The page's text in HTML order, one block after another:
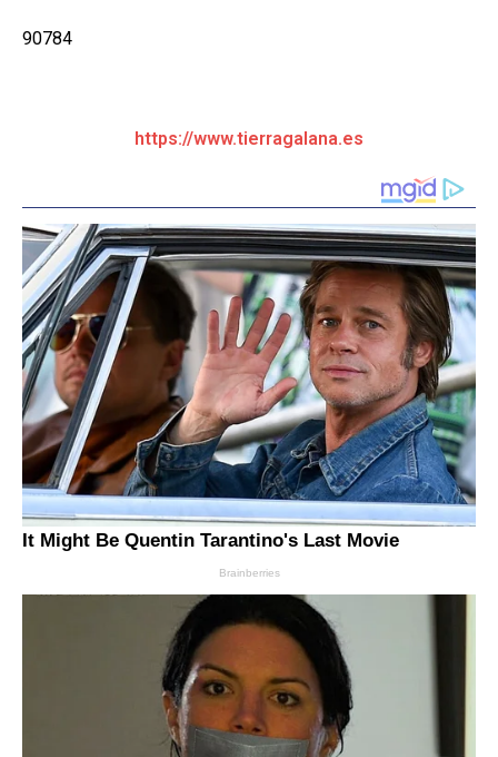
90784
https://www.tierragalana.es